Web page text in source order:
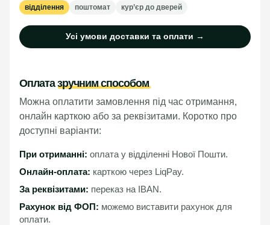
відділення поштомат кур’єр до дверей
Усі умови доставки та оплати →
Оплатазручним способом
Можна оплатити замовлення під час отримання,
онлайн карткою або за реквізитами. Коротко про
доступні варіанти:
При отриманні: оплата у відділенні Нової Пошти.
Онлайн-оплата: карткою через LiqPay.
За реквізитами: переказ на IBAN.
Рахунок від ФОП: можемо виставити рахунок для
оплати.